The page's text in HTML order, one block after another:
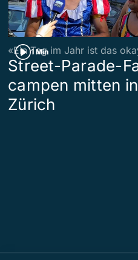
1 Min
«Ein Tag im Jahr ist das
Street-Parade-
campen mitten in
Zürich